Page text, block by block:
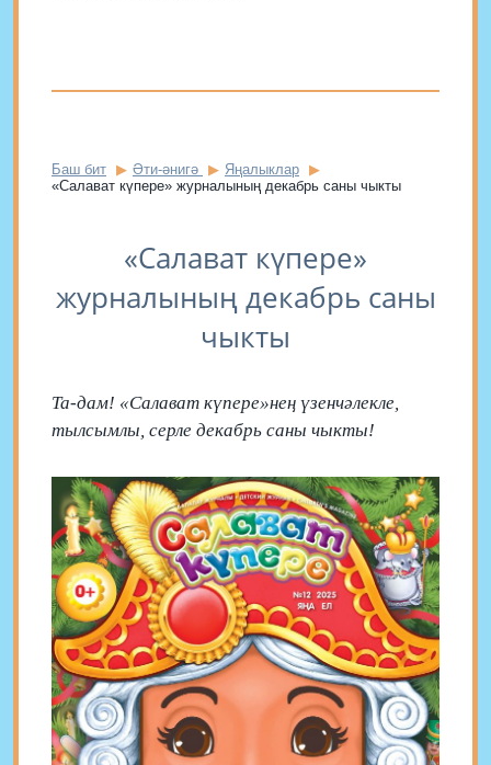
Баш бит Әти-әнигә
Яңалыклар
«Салават күпере» журналының декабрь саны чыкты
«Салават күпере»
журналының декабрь саны
чыкты
Та-дам! «Салават күпере»нең үзенчәлекле,
тылсымлы, серле декабрь саны чыкты!